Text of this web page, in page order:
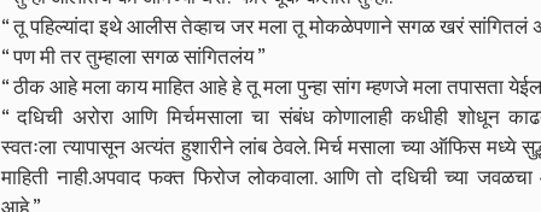
“ तू पहिल्यांदा इथे आलीस तेव्हाच जर मला तू मोकळेपणाने सगळ खरं
“ पण मी तर तुम्हाला सगळ सांगितलंय ”
“ ठीक आहे मला काय माहित आहे हे तू मला पुन्हा सांग म्हणजे मला तपासता
“ दधिची अरोरा आणि मिर्चमसाला चा संबंध कोणालाही कधीही शोधून
स्वतःला त्यापासून अत्यंत हुशारीने लांब ठेवले. मिर्च मसाला च्या ऑफिस मध्ये
माहिती नाही.अपवाद फक्त फिरोज लोकवाला. आणि तो दधिची च्या